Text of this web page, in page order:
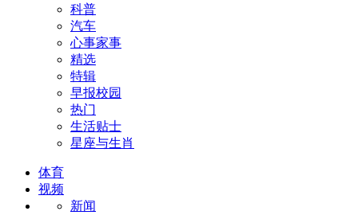
科普
汽车
心事家事
精选
特辑
早报校园
热门
生活贴士
星座与生肖
体育
视频
新闻